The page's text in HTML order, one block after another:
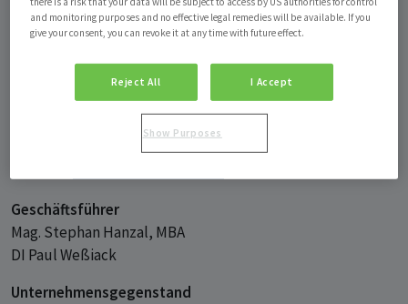
Medieninhaber und Herausgeber
Firmensitz
paybox Service GmbH
Lassallestraße 9
info@onlineaufladen.at
Geschäftsführer
Mag. Stephan Hanzal, MBA
DI Paul Weßiack
Unternehmensgegenstand
and monitoring purposes and no effective legal remedies will be available. If you
give your consent, you can revoke it at any time with future effect.
Reject All I Accept
Show Purposes